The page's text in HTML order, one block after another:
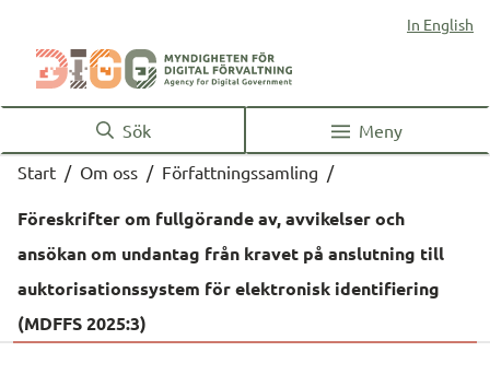
In English
Sök
Meny
Start / Om oss / Författningssamling /
Föreskrifter om fullgörande av, avvikelser och
ansökan om undantag från kravet på anslutning till
auktorisationssystem för elektronisk identifiering
(MDFFS 2025:3)